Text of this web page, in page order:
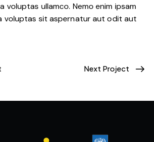
voluptas ullamco. Nemo enim ipsam
voluptas sit aspernatur aut odit aut
Next Project